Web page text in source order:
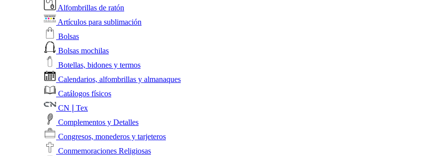
Alfombrillas de ratón
Artículos para sublimación
Bolsas
Bolsas mochilas
Botellas, bidones y termos
Calendarios, alfombrillas y almanaques
Catálogos físicos
CN❘Tex
Complementos y Detalles
Congresos, monederos y tarjeteros
Conmemoraciones Religiosas